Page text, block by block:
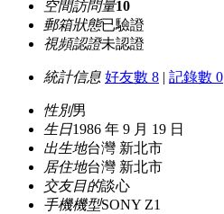
空間訪問量10
郵箱狀態已驗證
視頻認證未認證
統計信息 好友數 8 | 記錄數 0
性別男
生日1986 年 9 月 19 日
出生地台灣 新北市
居住地台灣 新北市
交友目的談心
手機機型SONY Z1